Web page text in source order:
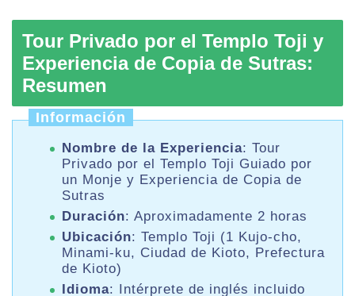
Tour Privado por el Templo Toji y
Experiencia de Copia de Sutras:
Resumen
Información
Nombre de la Experiencia: Tour
Privado por el Templo Toji Guiado por
un Monje y Experiencia de Copia de
Sutras
Duración: Aproximadamente 2 horas
Ubicación: Templo Toji (1 Kujo-cho,
Minami-ku, Ciudad de Kioto, Prefectura
de Kioto)
Idioma: Intérprete de inglés incluido